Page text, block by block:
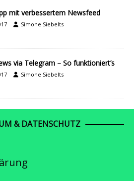
mit verbessertem Newsfeed
Simone Siebelts
via Telegram – So funktioniert’s
Simone Siebelts
& DATENSCHUTZ